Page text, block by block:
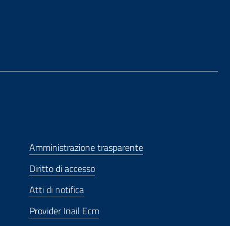
Amministrazione trasparente
Diritto di accesso
Atti di notifica
Provider Inail Ecm